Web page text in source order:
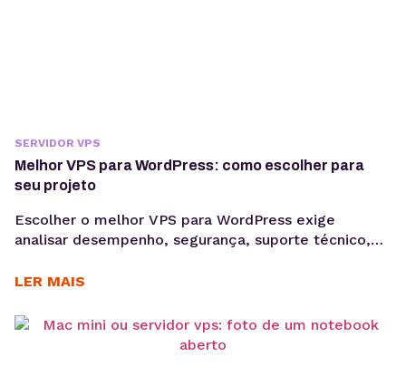
SERVIDOR VPS
Melhor VPS para WordPress: como escolher para
seu projeto
Escolher o melhor VPS para WordPress exige
analisar desempenho, segurança, suporte técnico,
custos para manter projetos profissionais estáveis,
projeto WordPress cresce, a hospedagem
compartilhada pode deixar de acompanhar a
LER MAIS